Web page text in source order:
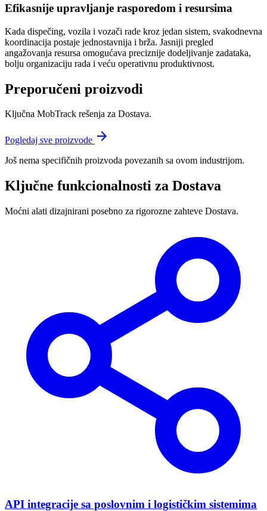
Efikasnije upravljanje rasporedom i resursima
Kada dispečing, vozila i vozači rade kroz jedan sistem, svakodnevna
koordinacija postaje jednostavnija i brža. Jasniji pregled
angažovanja resursa omogućava preciznije dodeljivanje zadataka,
bolju organizaciju rada i veću operativnu produktivnost.
Preporučeni proizvodi
Ključna MobTrack rešenja za Dostava.
Pogledaj sve proizvode arrow_forward
Još nema specifičnih proizvoda povezanih sa ovom industrijom.
Ključne funkcionalnosti za Dostava
Moćni alati dizajnirani posebno za rigorozne zahteve Dostava.
API integracije sa poslovnim i logističkim sistemima